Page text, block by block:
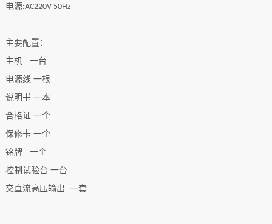
电源:AC220V 50Hz
主要配置：
主机
一台
电源线 一根
说明书 一本
合格证 一个
保修卡 一个
铭牌
一个
控制试验台 一台
交直流高压输出 一套